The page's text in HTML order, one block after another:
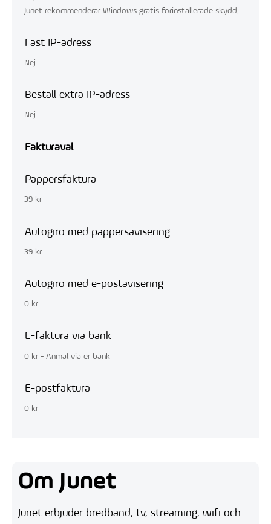
Junet rekommenderar Windows gratis förinstallerade skydd.
Fast IP-adress
Nej
Beställ extra IP-adress
Nej
Fakturaval
Pappersfaktura
39 kr
Autogiro med pappersavisering
39 kr
Autogiro med e-postavisering
0 kr
E-faktura via bank
0 kr - Anmäl via er bank
E-postfaktura
0 kr
Om Junet
Junet erbjuder bredband, tv, streaming, wifi och